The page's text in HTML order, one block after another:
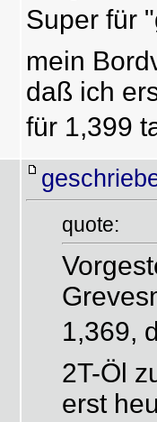
Super für
mein
daß ich
für 1,399
quote:
2T-Öl
erst